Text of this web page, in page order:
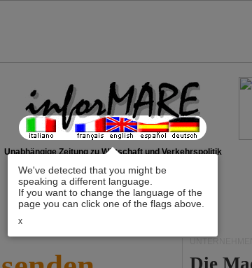
We've detected that you might be
speaking a different language.
If you want to change the language of the
page you can click one of the flags above.
x
Unabhängige Zeitung zu Wirtschaft und Verkehrspolitik
UNTERNEHMEN
Die